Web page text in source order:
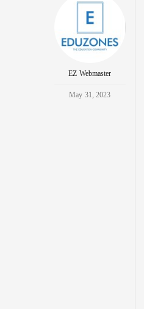
EZ Webmaster
May 31, 2023